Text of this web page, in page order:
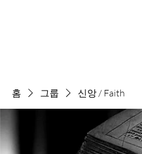
홈 그룹 신앙 / Faith